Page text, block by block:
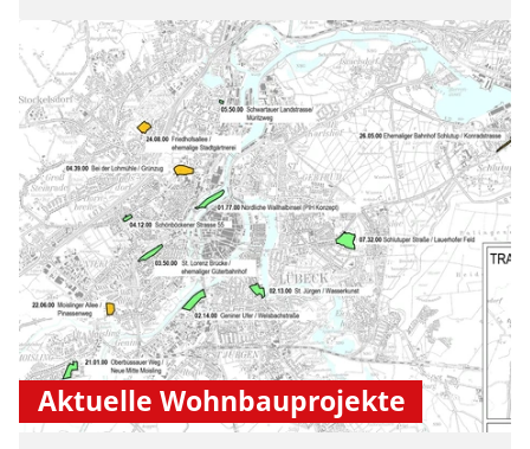
Aktuelle Wohnbauprojekte